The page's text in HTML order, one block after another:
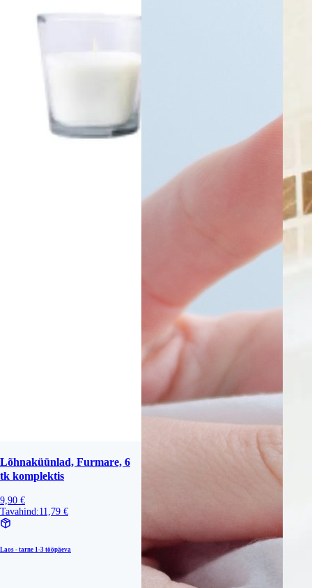
Lõhnaküünlad, Furmare, 6
tk komplektis
9,90 €
Tavahind:11,79 €
Laos - tarne 1-3 tööpäeva